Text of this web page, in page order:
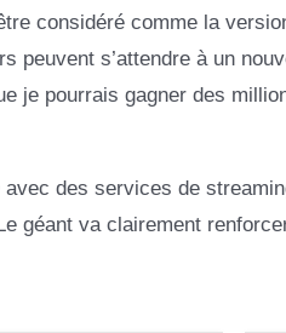
considéré comme la
peuvent s’attendre à un
je pourrais gagner des
des services de
géant va clairement